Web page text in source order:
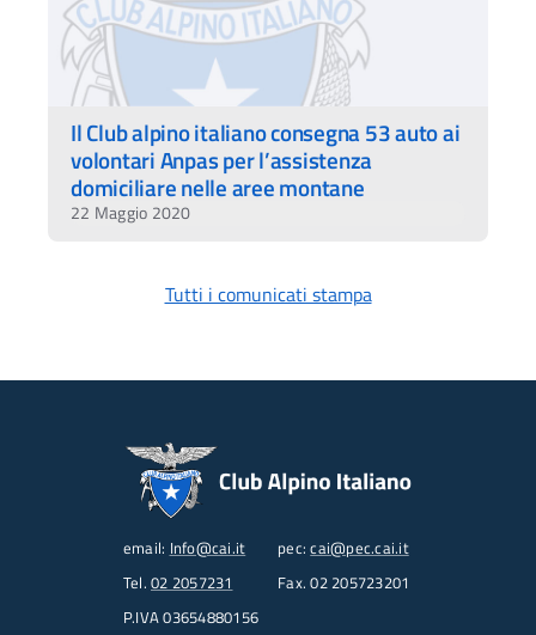
Il Club alpino italiano consegna 53 auto ai
volontari Anpas per l’assistenza
domiciliare nelle aree montane
22 Maggio 2020
Tutti i comunicati stampa
email: Info@cai.it pec:cai@pec.cai.it
Tel. 02 2057231
Fax. 02 205723201
P.IVA 03654880156